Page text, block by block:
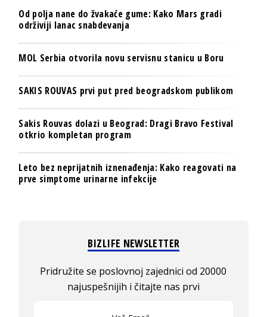
Od polja nane do žvakaće gume: Kako Mars gradi
održiviji lanac snabdevanja
MOL Serbia otvorila novu servisnu stanicu u Boru
SAKIS ROUVAS prvi put pred beogradskom publikom
Sakis Rouvas dolazi u Beograd: Dragi Bravo Festival
otkrio kompletan program
Leto bez neprijatnih iznenađenja: Kako reagovati na
prve simptome urinarne infekcije
BIZLIFE NEWSLETTER
Pridružite se poslovnoj zajednici od 20000
najuspešnijih i čitajte nas prvi